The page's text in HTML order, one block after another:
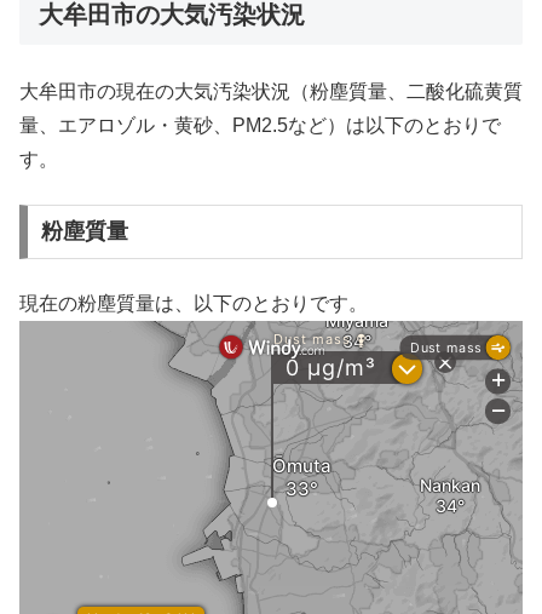
大牟田市の大気汚染状況
大牟田市の現在の大気汚染状況（粉塵質量、二酸化硫黄質
量、エアロゾル・黄砂、PM2.5など）は以下のとおりで
す。
粉塵質量
現在の粉塵質量は、以下のとおりです。